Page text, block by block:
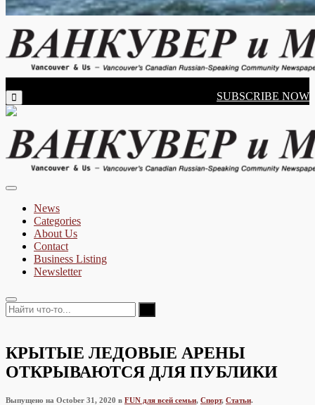
Vancouver & Us
SUBSCRIBE NOW
News
Categories
About Us
Contact
Business Listing
Newsletter
Найти
что-
КРЫТЫЕ ЛЕДОВЫЕ АРЕНЫ
ОТКРЫВАЮТСЯ ДЛЯ ПУБЛИКИ
Выпущено на October 31, 2020 в FUN для всей семьи, Спорт, Статьи.